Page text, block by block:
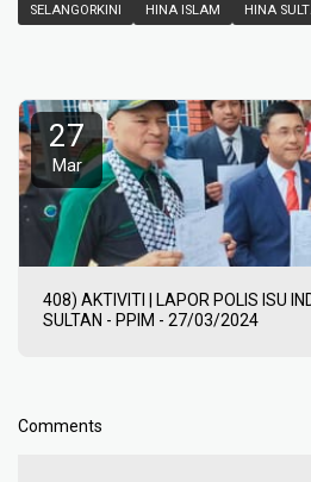
SELANGORKINI HINA ISLAM HINA
27
Mar
408) AKTIVITI | LAPOR POLIS ISU
SULTAN - PPIM - 27/03/2024
Comments